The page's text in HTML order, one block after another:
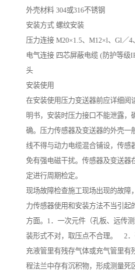
外壳材料 304或316不锈钢
安装方式 螺纹安装
压力连接 M20×1.5、M12×l、Gl／
电气连接 四芯屏蔽电缆 (防护等级
头
安装使用
在安装使用压力变送器前应详细阅
明书，安装时压力接口不能泄露，
确。压力传感器及变送器的外壳一
线不得与动力电缆混合铺设，传感
免有强电磁干扰。传感器及变送器
定进行周期检定。
现场故障检查施工现场出现的故障
力传感器使用和安装方法不当引起
方面。1．一次元件（孔板、远传
装形式不对，取压点不合理。 2．
充液管里有残存气体或充气管里有
程法兰中存有沉积物，形成测量死